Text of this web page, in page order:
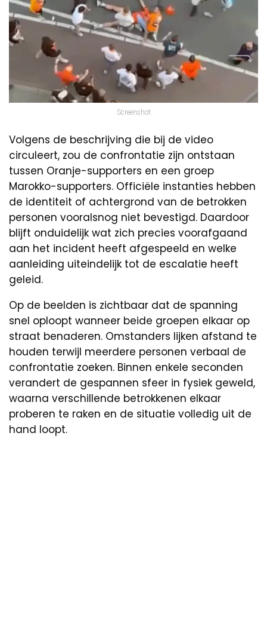
Screenshot
Volgens de beschrijving die bij de video
circuleert, zou de confrontatie zijn ontstaan
tussen Oranje-supporters en een groep
Marokko-supporters. Officiële instanties hebben
de identiteit of achtergrond van de betrokken
personen vooralsnog niet bevestigd. Daardoor
blijft onduidelijk wat zich precies voorafgaand
aan het incident heeft afgespeeld en welke
aanleiding uiteindelijk tot de escalatie heeft
geleid.
Op de beelden is zichtbaar dat de spanning
snel oploopt wanneer beide groepen elkaar op
straat benaderen. Omstanders lijken afstand te
houden terwijl meerdere personen verbaal de
confrontatie zoeken. Binnen enkele seconden
verandert de gespannen sfeer in fysiek geweld,
waarna verschillende betrokkenen elkaar
proberen te raken en de situatie volledig uit de
hand loopt.